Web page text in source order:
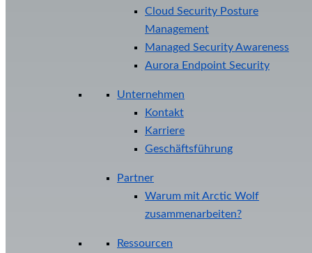
Cloud Security Posture
Management
Managed Security Awareness
Aurora Endpoint Security
Unternehmen
Kontakt
Karriere
Geschäftsführung
Partner
Warum mit Arctic Wolf
zusammenarbeiten?
Ressourcen